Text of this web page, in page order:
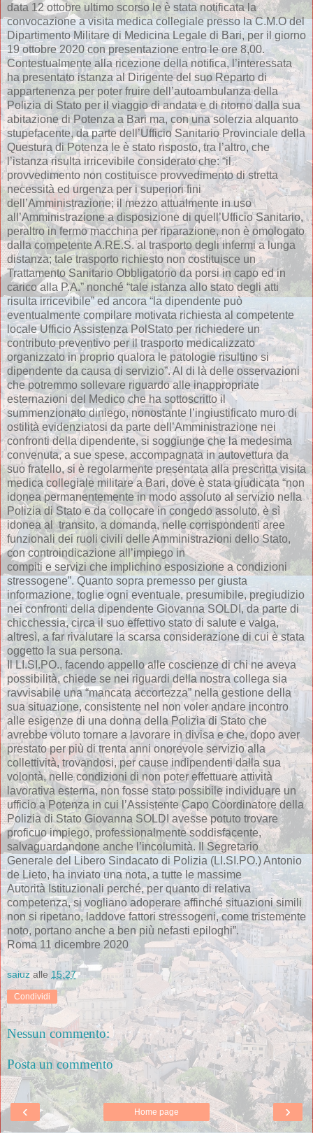
data 12 ottobre ultimo scorso le è stata notificata la
convocazione a visita medica collegiale presso la C.M.O del
Dipartimento Militare di Medicina Legale di Bari, per il giorno
19 ottobre 2020 con presentazione entro le ore 8,00.
Contestualmente alla ricezione della notifica, l’interessata
ha presentato istanza al Dirigente del suo Reparto di
appartenenza per poter fruire dell’autoambulanza della
Polizia di Stato per il viaggio di andata e di ritorno dalla sua
abitazione di Potenza a Bari ma, con una solerzia alquanto
stupefacente, da parte dell’Ufficio Sanitario Provinciale della
Questura di Potenza le è stato risposto, tra l’altro, che
l’istanza risulta irricevibile considerato che: “il
provvedimento non costituisce provvedimento di stretta
necessità ed urgenza per i superiori fini
dell’Amministrazione; il mezzo attualmente in uso
all’Amministrazione a disposizione di quell’Ufficio Sanitario,
peraltro in fermo macchina per riparazione, non è omologato
dalla competente A.RE.S. al trasporto degli infermi a lunga
distanza; tale trasporto richiesto non costituisce un
Trattamento Sanitario Obbligatorio da porsi in capo ed in
carico alla P.A.” nonché “tale istanza allo stato degli atti
risulta irricevibile” ed ancora “la dipendente può
eventualmente compilare motivata richiesta al competente
locale Ufficio Assistenza PolStato per richiedere un
contributo preventivo per il trasporto medicalizzato
organizzato in proprio qualora le patologie risultino si
dipendente da causa di servizio”. Al di là delle osservazioni
che potremmo sollevare riguardo alle inappropriate
esternazioni del Medico che ha sottoscritto il
summenzionato diniego, nonostante l’ingiustificato muro di
ostilità evidenziatosi da parte dell’Amministrazione nei
confronti della dipendente, si soggiunge che la medesima
convenuta, a sue spese, accompagnata in autovettura da
suo fratello, si è regolarmente presentata alla prescritta visita
medica collegiale militare a Bari, dove è stata giudicata “non
idonea permanentemente in modo assoluto al servizio nella
Polizia di Stato e da collocare in congedo assoluto, è sì
idonea al transito, a domanda, nelle corrispondenti aree
funzionali dei ruoli civili delle Amministrazioni dello Stato,
con controindicazione all’impiego in
compiti e servizi che implichino esposizione a condizioni
stressogene”. Quanto sopra premesso per giusta
informazione, toglie ogni eventuale, presumibile, pregiudizio
nei confronti della dipendente Giovanna SOLDI, da parte di
chicchessia, circa il suo effettivo stato di salute e valga,
altresì, a far rivalutare la scarsa considerazione di cui è stata
oggetto la sua persona.
Il LI.SI.PO., facendo appello alle coscienze di chi ne aveva
possibilità, chiede se nei riguardi della nostra collega sia
ravvisabile una “mancata accortezza” nella gestione della
sua situazione, consistente nel non voler andare incontro
alle esigenze di una donna della Polizia di Stato che
avrebbe voluto tornare a lavorare in divisa e che, dopo aver
prestato per più di trenta anni onorevole servizio alla
collettività, trovandosi, per cause indipendenti dalla sua
volontà, nelle condizioni di non poter effettuare attività
lavorativa esterna, non fosse stato possibile individuare un
ufficio a Potenza in cui l’Assistente Capo Coordinatore della
Polizia di Stato Giovanna SOLDI avesse potuto trovare
proficuo impiego, professionalmente soddisfacente,
salvaguardandone anche l’incolumità. Il Segretario
Generale del Libero Sindacato di Polizia (LI.SI.PO.) Antonio
de Lieto, ha inviato una nota, a tutte le massime
Autorità Istituzionali perché, per quanto di relativa
competenza, si vogliano adoperare affinché situazioni simili
non si ripetano, laddove fattori stressogeni, come tristemente
noto, portano anche a ben più nefasti epiloghi”.
Roma 11 dicembre 2020
saiuz alle 15:27
Condividi
Nessun commento:
Posta un commento
‹ ›
Home page